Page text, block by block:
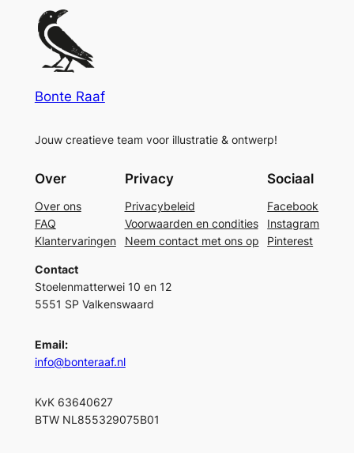
Bonte Raaf
Jouw creatieve team voor illustratie & ontwerp!
Over
Over ons
FAQ
Klantervaringen
Privacy
Privacybeleid
Voorwaarden en condities
Neem contact met ons op
Sociaal
Facebook
Instagram
Pinterest
Contact
Stoelenmatterwei 10 en 12
5551 SP Valkenswaard
Email:
info@bonteraaf.nl
KvK 63640627
BTW NL855329075B01